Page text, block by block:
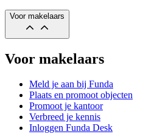
Voor makelaars
Voor makelaars
Meld je aan bij Funda
Plaats en promoot objecten
Promoot je kantoor
Verbreed je kennis
Inloggen Funda Desk